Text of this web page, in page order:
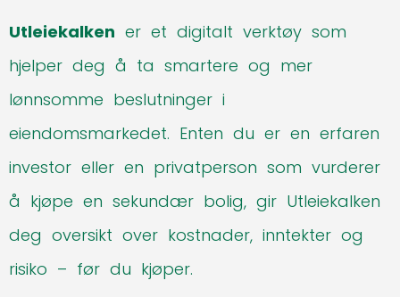
Utleiekalken er et digitalt verktøy som
hjelper deg å ta smartere og mer
lønnsomme beslutninger i
eiendomsmarkedet. Enten du er en erfaren
investor eller en privatperson som vurderer
å kjøpe en sekundær bolig, gir Utleiekalken
deg oversikt over kostnader, inntekter og
risiko – før du kjøper.